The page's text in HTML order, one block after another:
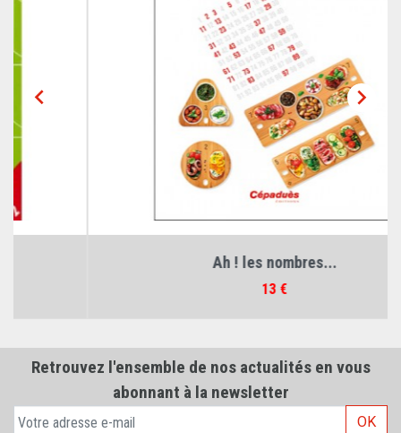

Ah ! les nombres...

Retrouvez l'ensemble de nos actualités en vous
abonnant à la newsletter
OK